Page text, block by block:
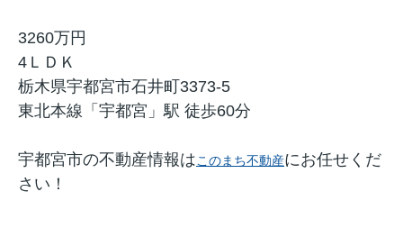
3260万円
4ＬＤＫ
栃木県宇都宮市石井町3373-5
東北本線「宇都宮」駅 徒歩60分
宇都宮市の不動産情報はこのまち不動産にお任せくだ
さい！